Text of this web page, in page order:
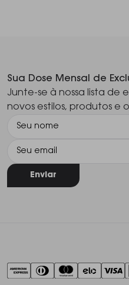
Sua Dose Mensal de
Junte-se à nossa lista de
novos estilos, produtos e
Enviar